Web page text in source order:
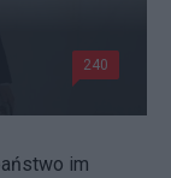
240
im